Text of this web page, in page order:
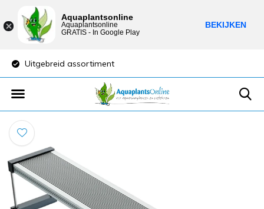
Uitgebreid assortiment
Aquaplantsonline
Aquaplantsonline
GRATIS - In Google Play
BEKIJKEN